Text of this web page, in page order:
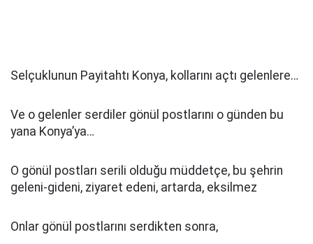
Selçuklunun Payitahtı Konya, kollarını açtı gelenlere…
Ve o gelenler serdiler gönül postlarını o günden bu
yana Konya’ya…
O gönül postları serili olduğu müddetçe, bu şehrin
geleni-gideni, ziyaret edeni, artarda, eksilmez
Onlar gönül postlarını serdikten sonra,